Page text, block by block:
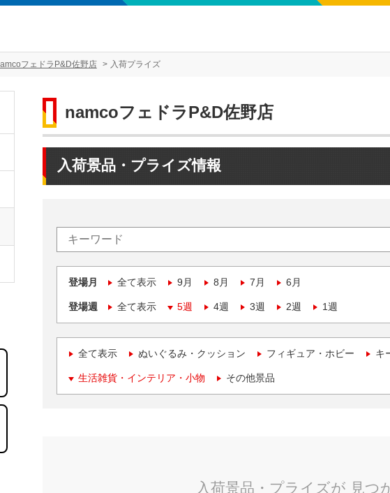
フェドラP&D佐野店 入荷プライズ
namcoフェドラP&D佐野店
入荷景品・プライズ情報
登場月 全て表示 9月 8月 7月 6月
登場週 全て表示 5週 4週 3週 2週 1週
全て表示 ぬいぐるみ・クッション フィギュア・ホビー キ
生活雑貨・インテリア・小物 その他景品